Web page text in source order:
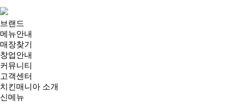
브랜드
메뉴안내
매장찾기
창업안내
커뮤니티
고객센터
치킨매니아 소개
신메뉴